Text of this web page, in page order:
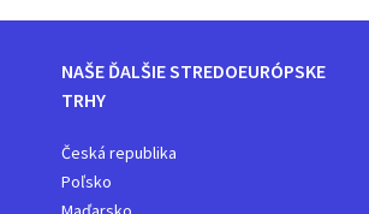
NAŠE ĎALŠIE STREDOEURÓPSKE
TRHY
Česká republika
Poľsko